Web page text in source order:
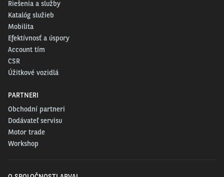
Riešenia a služby
Katalóg služieb
Mobilita
Efektívnosť a úspory
Account tím
CSR
Úžitkové vozidlá
PARTNERI
Obchodní partneri
Dodávateľ servisu
Motor trade
Workshop